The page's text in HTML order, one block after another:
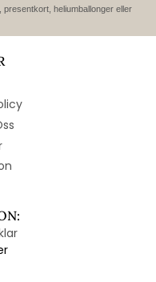
presentkort, heliumballonger eller